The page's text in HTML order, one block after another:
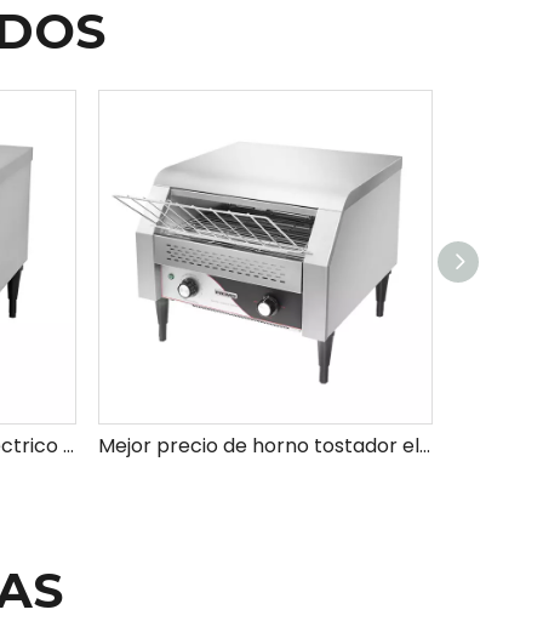
Mejor tostadora de pan eléctrico con calificación a la venta Mejor precio de horno tostador eléctrico de encimera